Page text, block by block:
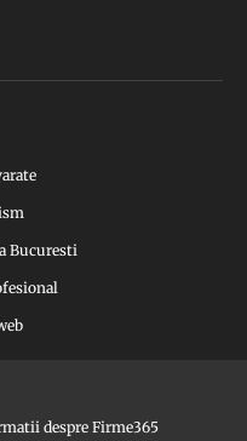
Bucuresti
despre Firme365